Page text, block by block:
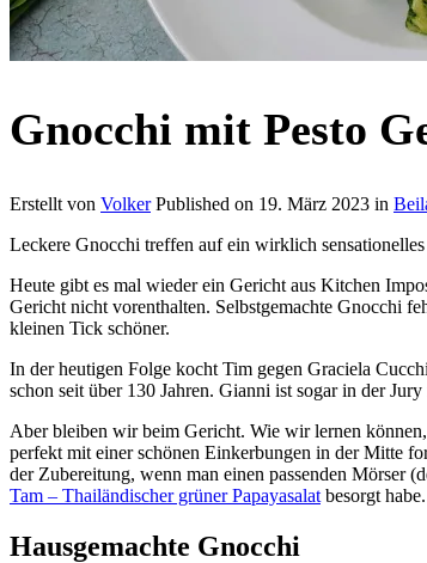
Gnocchi mit Pesto
Erstellt von Volker Published on 19. März 2023 in
Leckere Gnocchi treffen auf ein wirklich
Heute gibt es mal wieder ein Gericht aus Kitchen
Gericht nicht vorenthalten. Selbstgemachte Gnocchi
kleinen Tick schöner.
In der heutigen Folge kocht Tim gegen Graciela
schon seit über 130 Jahren. Gianni ist sogar in der
Aber bleiben wir beim Gericht. Wie wir lernen
perfekt mit einer schönen Einkerbungen in der Mitte
der Zubereitung, wenn man einen passenden Mörser
Tam – Thailändischer grüner Papayasalat besorgt habe.
Hausgemachte Gnocchi